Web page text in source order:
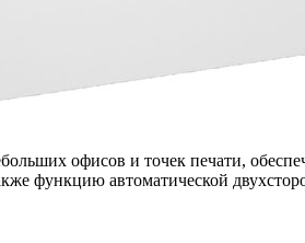
офисов и точек печати,
функцию автоматической